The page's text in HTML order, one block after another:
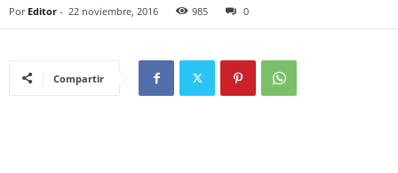
Por Editor - 22 noviembre, 2016 985 0
Compartir